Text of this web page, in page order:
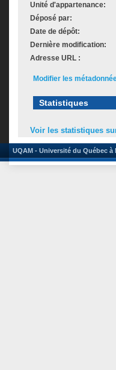
Unité d'appartenance:
Déposé par:
Date de dépôt:
Dernière modification:
Adresse URL :
Modifier les
Statistiques
Voir les statistiques
UQAM - Université du Québec à